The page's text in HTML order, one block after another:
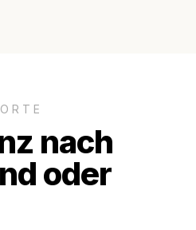
nach
oder